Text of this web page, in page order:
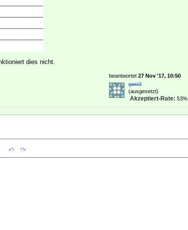
dies nicht.
beantwortet 27 Nov '17, 10:50
gast3
(ausgesetzt)
Akzeptiert-Rate: 53%